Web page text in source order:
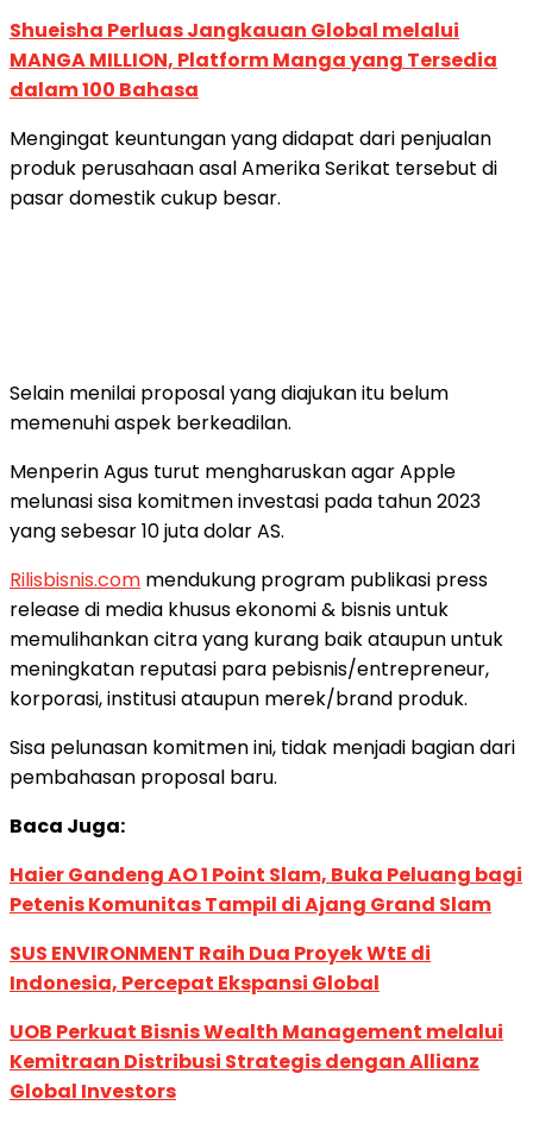
Shueisha Perluas Jangkauan Global melalui
MANGA MILLION, Platform Manga yang Tersedia
dalam 100 Bahasa
Mengingat keuntungan yang didapat dari penjualan
produk perusahaan asal Amerika Serikat tersebut di
pasar domestik cukup besar.
Selain menilai proposal yang diajukan itu belum
memenuhi aspek berkeadilan.
Menperin Agus turut mengharuskan agar Apple
melunasi sisa komitmen investasi pada tahun 2023
yang sebesar 10 juta dolar AS.
Rilisbisnis.com mendukung program publikasi press
release di media khusus ekonomi & bisnis untuk
memulihankan citra yang kurang baik ataupun untuk
meningkatan reputasi para pebisnis/entrepreneur,
korporasi, institusi ataupun merek/brand produk.
Sisa pelunasan komitmen ini, tidak menjadi bagian dari
pembahasan proposal baru.
Baca Juga:
Haier Gandeng AO 1 Point Slam, Buka Peluang bagi
Petenis Komunitas Tampil di Ajang Grand Slam
SUS ENVIRONMENT Raih Dua Proyek WtE di
Indonesia, Percepat Ekspansi Global
UOB Perkuat Bisnis Wealth Management melalui
Kemitraan Distribusi Strategis dengan Allianz
Global Investors